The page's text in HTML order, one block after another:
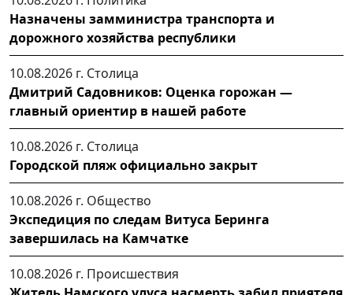
Назначены замминистра транспорта и
дорожного хозяйства республики
10.08.2026 г. Столица
Дмитрий Садовников: Оценка горожан —
главный ориентир в нашей работе
10.08.2026 г. Столица
Городской пляж официально закрыт
10.08.2026 г. Общество
Экспедиция по следам Витуса Беринга
завершилась на Камчатке
10.08.2026 г. Происшествия